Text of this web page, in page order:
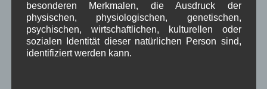
Dorferneuerung , Woiga.de ,Zigarettensteig
besonderen Merkmalen, die Ausdruck der
physischen, physiologischen, genetischen,
psychischen, wirtschaftlichen, kulturellen oder
sozialen Identität dieser natürlichen Person sind,
identifiziert werden kann.